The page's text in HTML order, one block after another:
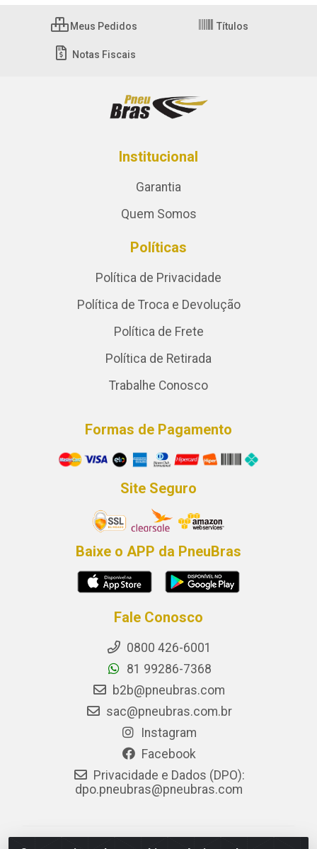
Meus Pedidos Títulos
Notas Fiscais
Institucional
Garantia
Quem Somos
Políticas
Política de Privacidade
Política de Troca e Devolução
Política de Frete
Política de Retirada
Trabalhe Conosco
Formas de Pagamento
Site Seguro
Baixe o APP da PneuBras
Fale Conosco
0800 426-6001
81 99286-7368
b2b@pneubras.com
sac@pneubras.com.br
Instagram
Facebook
Privacidade e Dados (DPO):
dpo.pneubras@pneubras.com